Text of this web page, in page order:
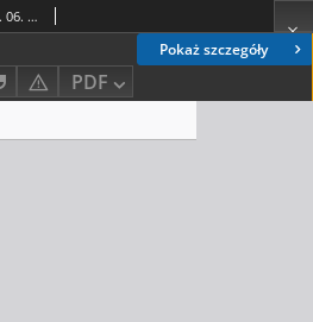
Pokaż szczegóły
PDF
Głos : tygodnik nowohucki, 2001. 06. 15, nr 24